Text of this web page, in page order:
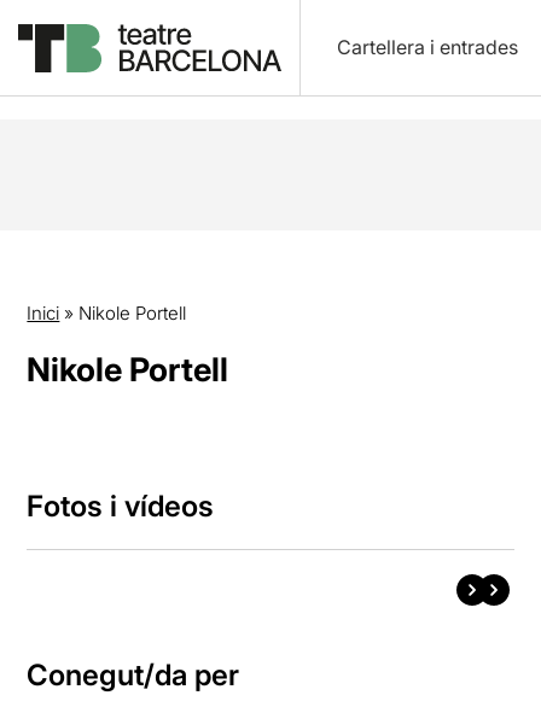
Cartellera i entrades
Inici » Nikole Portell
Nikole Portell
Fotos i vídeos
Conegut/da per